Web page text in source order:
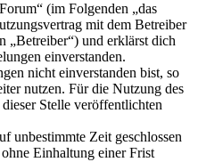
(im Folgenden „das
mit dem Betreiber
„Betreiber“) und erklärst dich
einverstanden.
nicht einverstanden bist, so
nutzen. Für die Nutzung des
Stelle veröffentlichten
unbestimmte Zeit geschlossen
Einhaltung einer Frist